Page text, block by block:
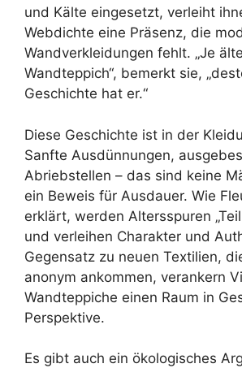
und Kälte eingesetzt, verleiht
Webdichte eine Präsenz, die
Wandverkleidungen fehlt. „Je
Wandteppich“, bemerkt sie,
Geschichte hat er.“
Diese Geschichte ist in der
Sanfte Ausdünnungen,
Abriebstellen – das sind keine
ein Beweis für Ausdauer. Wie
erklärt, werden Altersspuren
und verleihen Charakter und
Gegensatz zu neuen Textilien,
anonym ankommen, verankern
Wandteppiche einen Raum in
Perspektive.
Es gibt auch ein ökologisches